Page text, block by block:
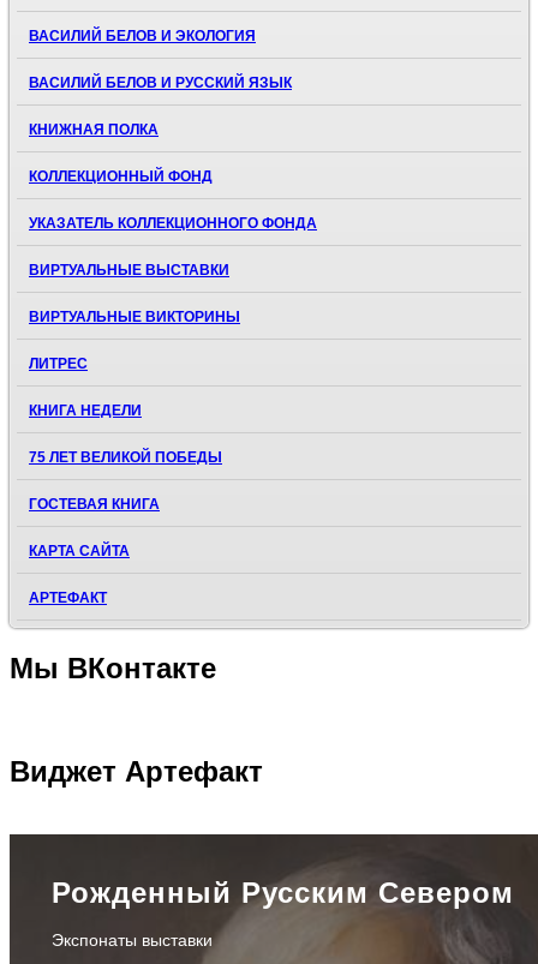
ВАСИЛИЙ БЕЛОВ И ЭКОЛОГИЯ
ВАСИЛИЙ БЕЛОВ И РУССКИЙ ЯЗЫК
КНИЖНАЯ ПОЛКА
КОЛЛЕКЦИОННЫЙ ФОНД
УКАЗАТЕЛЬ КОЛЛЕКЦИОННОГО ФОНДА
ВИРТУАЛЬНЫЕ ВЫСТАВКИ
ВИРТУАЛЬНЫЕ ВИКТОРИНЫ
ЛИТРЕС
КНИГА НЕДЕЛИ
75 ЛЕТ ВЕЛИКОЙ ПОБЕДЫ
ГОСТЕВАЯ КНИГА
КАРТА САЙТА
АРТЕФАКТ
Мы ВКонтакте
Виджет Артефакт
Рожденный Русским Севером
Экспонаты выставки